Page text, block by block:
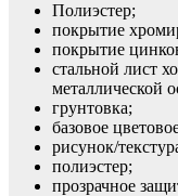
Полиэстер;
покрытие
покрытие
стальной лист
металлической
грунтовка;
базовое
рисунок/
полиэстер;
прозрачное